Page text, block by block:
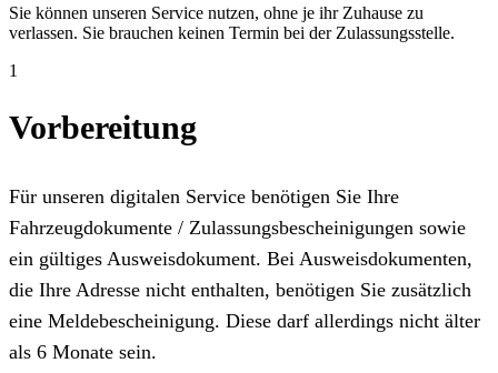
Sie können unseren Service nutzen, ohne je ihr Zuhause zu
verlassen. Sie brauchen keinen Termin bei der Zulassungsstelle.
1
Vorbereitung
Für unseren digitalen Service benötigen Sie Ihre
Fahrzeugdokumente / Zulassungsbescheinigungen sowie
ein gültiges Ausweisdokument. Bei Ausweisdokumenten,
die Ihre Adresse nicht enthalten, benötigen Sie zusätzlich
eine Meldebescheinigung. Diese darf allerdings nicht älter
als 6 Monate sein.